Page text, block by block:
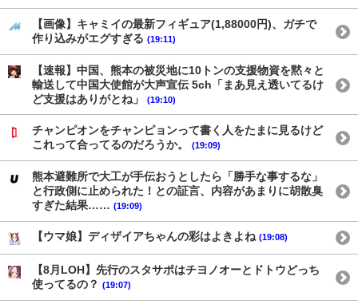
【画像】キャミイの最新フィギュア(1,88000円)、ガチで
作り込みがエグすぎる (19:11)
【速報】中国、熊本の被災地に10トンの支援物資を黙々と
輸送して中国大使館が大声宣伝 5ch「まあ見え透いてるけ
ど支援はありがとね」
(19:10)
チャンピオンをチャンピョンって書く人をたまに見るけど
これって合ってるのだろうか。
(19:09)
熊本避難所で大工が手伝おうとしたら「勝手な事するな」
と行政側に止められた！との証言、内容があまりに胡散臭
すぎた結果…… (19:09)
【ウマ娘】ディザイアちゃんの彩はよきよね (19:08)
【8月LOH】先行のスタサポはチヨノオーとドトウどっち
使ってるの？ (19:07)